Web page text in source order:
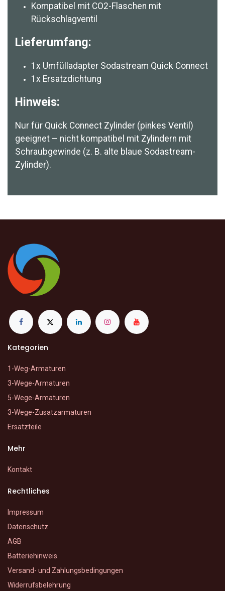
Kompatibel mit CO2-Flaschen mit
Rückschlagventil
Lieferumfang:
1x Umfülladapter Sodastream Quick Connect
1x Ersatzdichtung
Hinweis:
Nur für Quick Connect Zylinder (pinkes Ventil)
geeignet – nicht kompatibel mit Zylindern mit
Schraubgewinde (z. B. alte blaue Sodastream-
Zylinder).
Kategorien
1-Weg-Armaturen
3-Wege-Armaturen
5-Wege-Armaturen
3-Wege-Zusatzarmaturen
Ersatzteile
Mehr
Kontakt
Rechtliches
Impressum
Datenschutz
AGB
Batteriehinweis
Versand- und Zahlungsbedingungen
Widerrufsbelehrung